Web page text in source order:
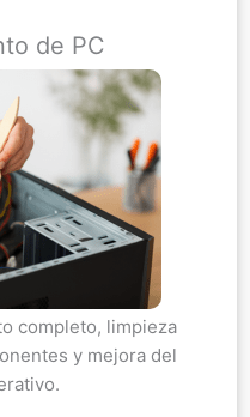
de PC
completo, limpieza
y mejora del